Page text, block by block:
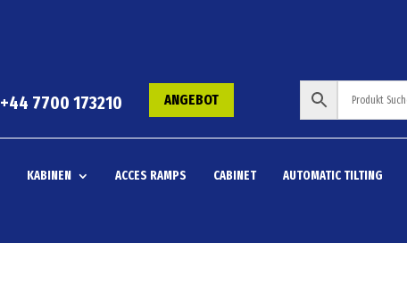
+44 7700 173210 ANGEBOT
KABINEN ACCES RAMPS CABINET AUTOMATIC TILTING